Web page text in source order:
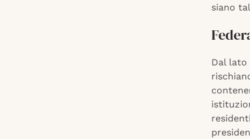
siano
Dal